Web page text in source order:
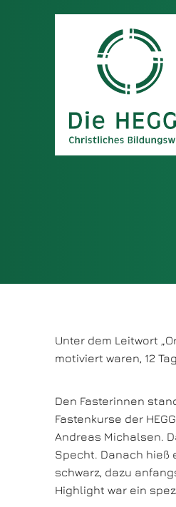
Unter dem Leitwort
motiviert waren, 12
Den Fasterinnen
Fastenkurse der
Andreas Michalsen.
Specht. Danach hieß
schwarz, dazu
Highlight war ein